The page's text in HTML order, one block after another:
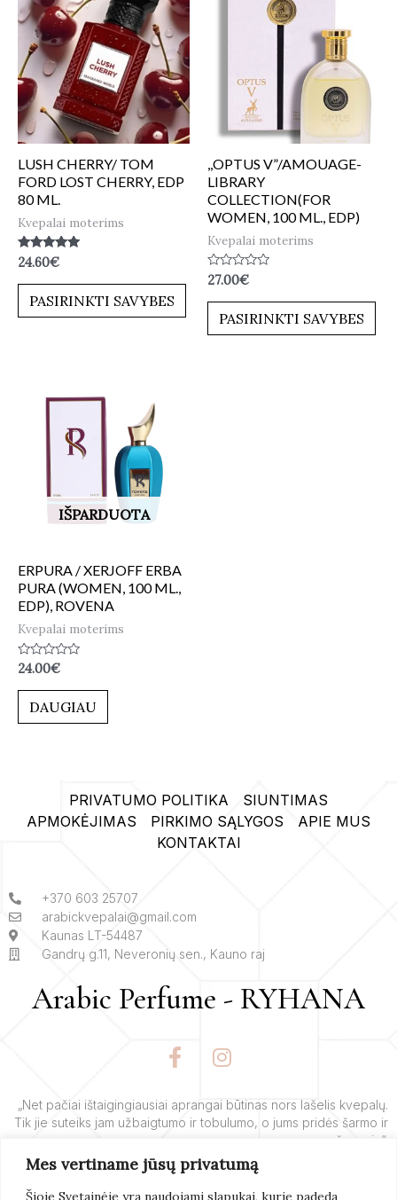
Mes vertiname jūsų privatumą
Šioje Svetainėje yra naudojami slapukai, kurie padeda
LUSH CHERRY/ TOM
FORD LOST CHERRY, EDP
80 ML.
Kvepalai moterims
Įvertinimas:
iš 5
24.60€
PASIRINKTI SAVYBES
,,OPTUS V”/AMOUAGE-
LIBRARY
COLLECTION(FOR
WOMEN, 100 ML., EDP)
Kvepalai moterims
Įvertinimas:
iš
27.00€
PASIRINKTI SAVYBES
IŠPARDUOTA
ERPURA / XERJOFF ERBA
PURA (WOMEN, 100 ML.,
EDP), ROVENA
Kvepalai moterims
Įvertinimas:
iš
24.00€
DAUGIAU
PRIVATUMO POLITIKA
SIUNTIMAS
APMOKĖJIMAS
PIRKIMO SĄLYGOS
APIE MUS
KONTAKTAI
+370 603 25707
arabickvepalai@gmail.com
Kaunas LT-54487
Gandrų g.11, Neveronių sen., Kauno raj
Arabic Perfume - RYHANA
F
a
e
b
o
I
n
t
a
g
r
„Net pačiai ištaigingiausiai aprangai būtinas nors lašelis kvepalų.
Tik jie suteiks jam užbaigtumo ir tobulumo, o jums pridės šarmo ir
žavesio“.